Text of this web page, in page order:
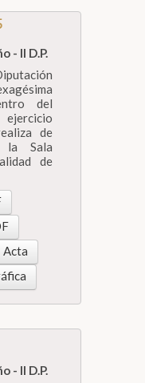
- II D.P.
del
de
la Sala
de
Acta
- II D.P.